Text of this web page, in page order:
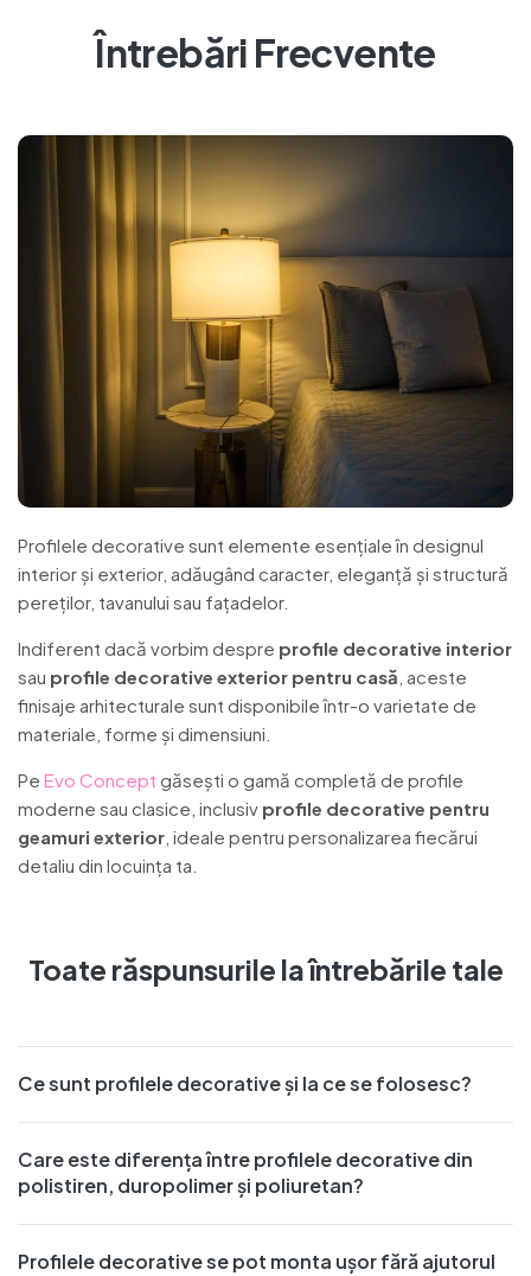
Întrebări Frecvente
Profilele decorative sunt elemente esențiale în designul
interior și exterior, adăugând caracter, eleganță și structură
pereților, tavanului sau fațadelor.
Indiferent dacă vorbim despre profile decorative interior
sau profile decorative exterior pentru casă , aceste
finisaje arhitecturale sunt disponibile într-o varietate de
materiale, forme și dimensiuni.
Pe Evo Concept găsești o gamă completă de profile
moderne sau clasice, inclusiv profile decorative pentru
geamuri exterior , ideale pentru personalizarea fiecărui
detaliu din locuința ta.
Toate răspunsurile la întrebările tale
Ce sunt profilele decorative și la ce se folosesc?
Care este diferența între profilele decorative din
polistiren, duropolimer și poliuretan?
Profilele decorative se pot monta ușor fără ajutorul